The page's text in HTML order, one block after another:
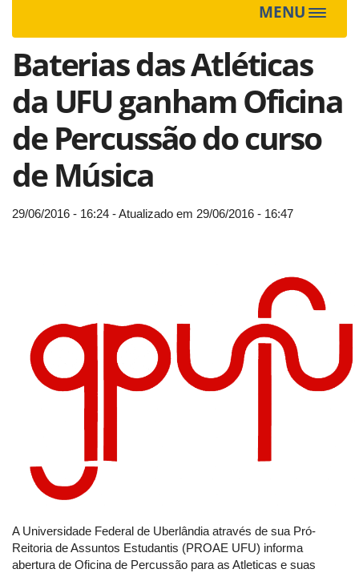
MENU
Toggle
Baterias das Atléticas
da UFU ganham Oficina
de Percussão do curso
de Música
29/06/2016 - 16:24 - Atualizado em 29/06/2016 - 16:47
A Universidade Federal de Uberlândia através de sua Pró-
Reitoria de Assuntos Estudantis (PROAE UFU) informa
abertura de Oficina de Percussão para as Atleticas e suas